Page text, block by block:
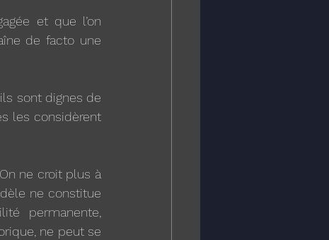
et que l’on
de facto une
sont dignes de
les considèrent
ne croit plus à
ne constitue
permanente,
ne peut se